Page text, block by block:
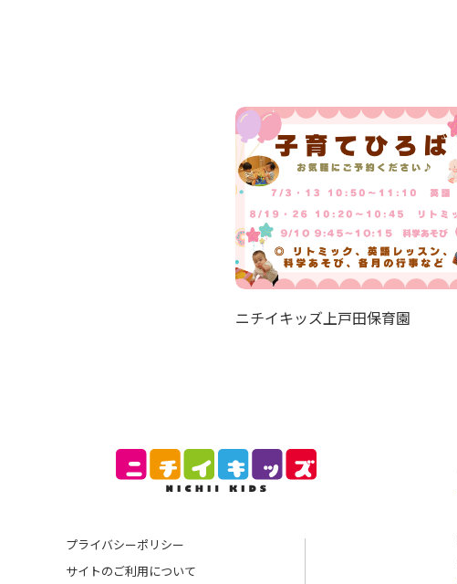
ニチイキッズ上戸田保育園
プライバシーポリシー
サイトのご利用について